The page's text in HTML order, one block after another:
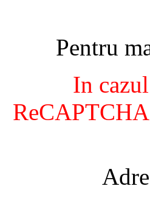
Pentru
In